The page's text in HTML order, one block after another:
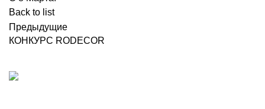
Back to list
Предыдущие
КОНКУРС RODECOR